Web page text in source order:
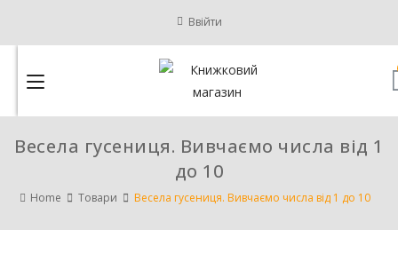
Ввійти
Весела гусениця. Вивчаємо числа від 1
до 10
Home Товари Весела гусениця. Вивчаємо числа від 1 до 10